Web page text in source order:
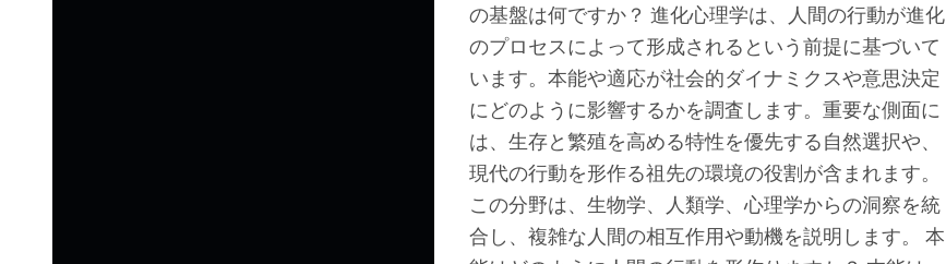
の基盤は何ですか？ 進化心理学は、人間の行動が進化
のプロセスによって形成されるという前提に基づいて
います。本能や適応が社会的ダイナミクスや意思決定
にどのように影響するかを調査します。重要な側面に
は、生存と繁殖を高める特性を優先する自然選択や、
現代の行動を形作る祖先の環境の役割が含まれます。
この分野は、生物学、人類学、心理学からの洞察を統
合し、複雑な人間の相互作用や動機を説明します。 本